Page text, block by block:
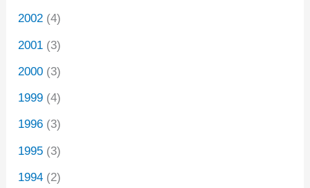
2002 (4)
2001 (3)
2000 (3)
1999 (4)
1996 (3)
1995 (3)
1994 (2)